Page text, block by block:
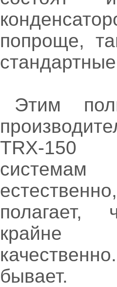
попроще,
Этим
TRX-150
системам
крайне
бывает.